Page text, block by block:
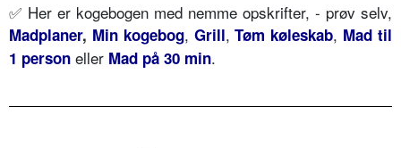
✅ Her er kogebogen med nemme opskrifter, - prøv selv,
Madplaner, Min kogebog, Grill,Tøm køleskab, Mad til
1 person eller Mad på 30 min.